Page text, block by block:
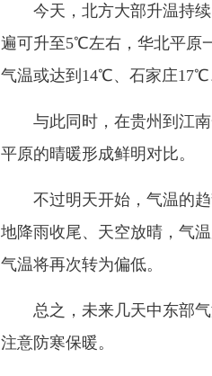
今天，北方大部升温持续
遍可升至5℃左右，华北平原
气温或达到14℃、石家庄17℃
与此同时，在贵州到江南
平原的晴暖形成鲜明对比。
不过明天开始，气温的趋
地降雨收尾、天空放晴，气
气温将再次转为偏低。
总之，未来几天中东部气
注意防寒保暖。